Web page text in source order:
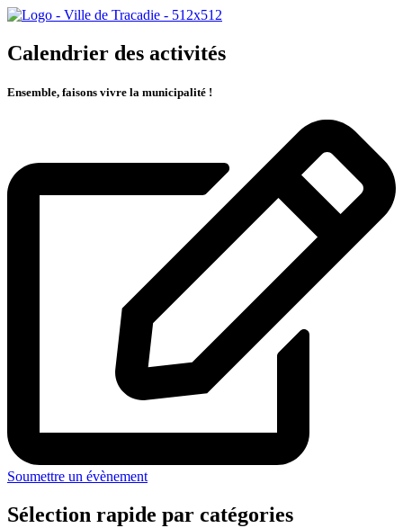
Calendrier des activités
Ensemble, faisons vivre la municipalité !
Soumettre un évènement
Sélection rapide par catégories